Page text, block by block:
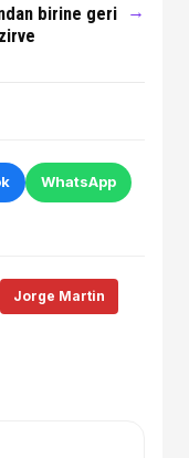
birine geri
→
WhatsApp
Jorge Martin